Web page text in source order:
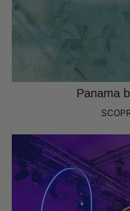
Panama